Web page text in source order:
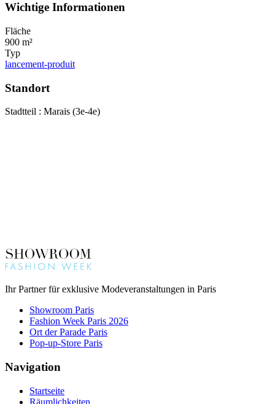
Wichtige Informationen
Fläche
900 m²
Typ
lancement-produit
Standort
Stadtteil : Marais (3e-4e)
Ihr Partner für exklusive Modeveranstaltungen in Paris
Showroom Paris
Fashion Week Paris 2026
Ort der Parade Paris
Pop-up-Store Paris
Navigation
Startseite
Räumlichkeiten